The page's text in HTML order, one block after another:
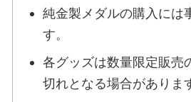
純金製メダルの購入には
す。
各グッズは数量限定販売
切れとなる場合がありま